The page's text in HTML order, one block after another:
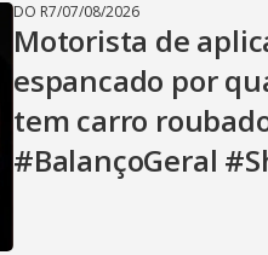
DO R7/07/08/2026
Motorista de
espancado por
tem carro
#BalançoGeral